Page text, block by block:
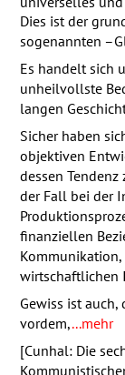
Dies ist der
sogenannten
Es handelt sich
unheilvollste
langen
Sicher haben
objektiven
dessen
der Fall bei der
finanziellen
wirtschaftlichen
Gewiss ist
vordem,...mehr
[Cunhal: Die